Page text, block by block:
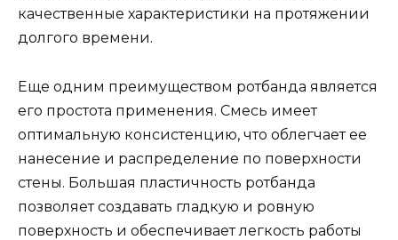
качественные характеристики на протяжении
долгого времени.
Еще одним преимуществом ротбанда является
его простота применения. Смесь имеет
оптимальную консистенцию, что облегчает ее
нанесение и распределение по поверхности
стены. Большая пластичность ротбанда
позволяет создавать гладкую и ровную
поверхность и обеспечивает легкость работы